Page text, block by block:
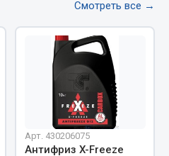
Смотреть все →
Арт. 430206075
Антифриз X-Freeze